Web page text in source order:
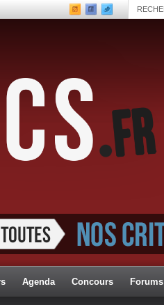
Agenda Concours Forums